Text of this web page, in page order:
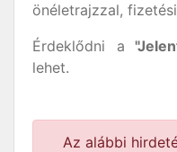
önéletrajzzal,
Érdeklődni a
lehet.
Az alábbi